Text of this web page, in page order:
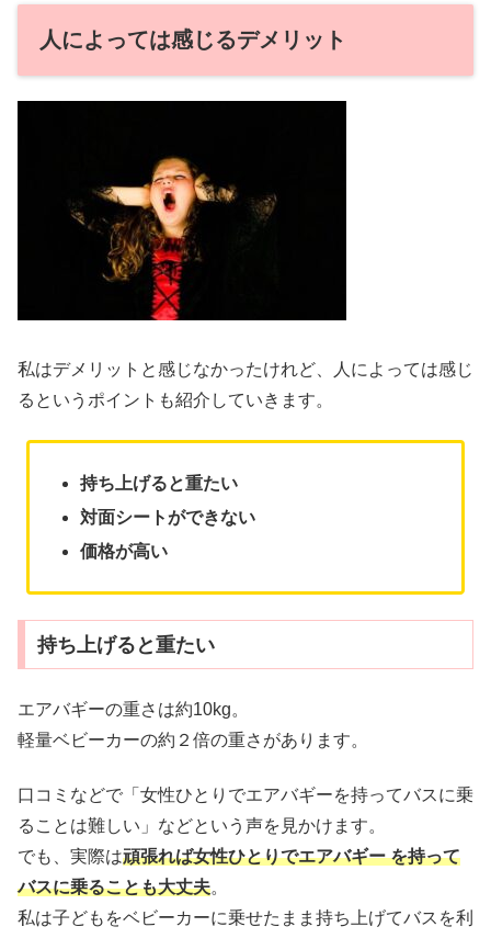
人によっては感じるデメリット
私はデメリットと感じなかったけれど、人によっては感じ
るというポイントも紹介していきます。
持ち上げると重たい
対面シートができない
価格が高い
持ち上げると重たい
エアバギーの重さは約10kg。
軽量ベビーカーの約２倍の重さがあります。
口コミなどで「女性ひとりでエアバギーを持ってバスに乗
ることは難しい」などという声を見かけます。
でも、実際は頑張れば女性ひとりでエアバギー を持って
バスに乗ることも大丈夫。
私は子どもをベビーカーに乗せたまま持ち上げてバスを利